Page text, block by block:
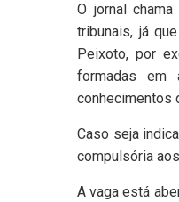
O jornal
tribunais, já
Peixoto, por
formadas em
conhecimentos
Caso seja
compulsória
A vaga está